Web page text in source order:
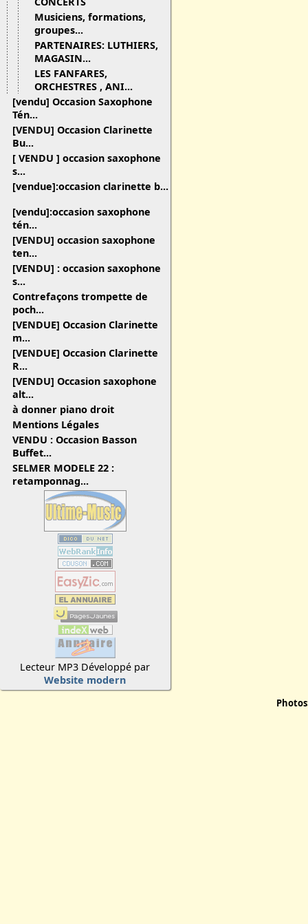
Musiciens, formations,
groupes...
PARTENAIRES: LUTHIERS,
MAGASIN...
LES FANFARES,
ORCHESTRES , ANI...
[vendu] Occasion Saxophone
Tén...
[VENDU] Occasion Clarinette
Bu...
[ VENDU ] occasion saxophone
s...
[vendue]:occasion clarinette b...
[vendu]:occasion saxophone
tén...
[VENDU] occasion saxophone
ten...
[VENDU] : occasion saxophone
s...
Contrefaçons trompette de
poch...
[VENDUE] Occasion Clarinette
m...
[VENDUE] Occasion Clarinette
R...
[VENDU] Occasion saxophone
alt...
à donner piano droit
Mentions Légales
VENDU : Occasion Basson
Buffet...
SELMER MODELE 22 :
retamponnag...
Lecteur MP3 Développé par
Website modern